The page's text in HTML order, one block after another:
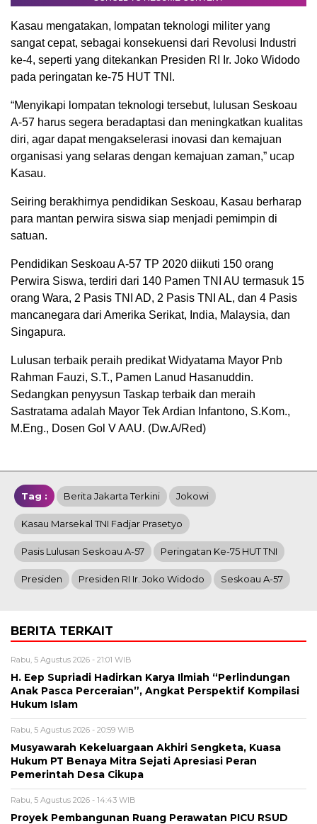
Kasau mengatakan, lompatan teknologi militer yang
sangat cepat, sebagai konsekuensi dari Revolusi Industri
ke-4, seperti yang ditekankan Presiden RI Ir. Joko Widodo
pada peringatan ke-75 HUT TNI.
“Menyikapi lompatan teknologi tersebut, lulusan Seskoau
A-57 harus segera beradaptasi dan meningkatkan kualitas
diri, agar dapat mengakselerasi inovasi dan kemajuan
organisasi yang selaras dengan kemajuan zaman,” ucap
Kasau.
Seiring berakhirnya pendidikan Seskoau, Kasau berharap
para mantan perwira siswa siap menjadi pemimpin di
satuan.
Pendidikan Seskoau A-57 TP 2020 diikuti 150 orang
Perwira Siswa, terdiri dari 140 Pamen TNI AU termasuk 15
orang Wara, 2 Pasis TNI AD, 2 Pasis TNI AL, dan 4 Pasis
mancanegara dari Amerika Serikat, India, Malaysia, dan
Singapura.
Lulusan terbaik peraih predikat Widyatama Mayor Pnb
Rahman Fauzi, S.T., Pamen Lanud Hasanuddin.
Sedangkan penyysun Taskap terbaik dan meraih
Sastratama adalah Mayor Tek Ardian Infantono, S.Kom.,
M.Eng., Dosen Gol V AAU. (Dw.A/Red)
Tag : Berita Jakarta Terkini Jokowi
Kasau Marsekal TNI Fadjar Prasetyo
Pasis Lulusan Seskoau A-57 Peringatan Ke-75 HUT TNI
Presiden Presiden RI Ir. Joko Widodo Seskoau A-57
BERITA TERKAIT
Rabu, 5 Agustus 2026 - 21:01 WIB
H. Eep Supriadi Hadirkan Karya Ilmiah “Perlindungan
Anak Pasca Perceraian”, Angkat Perspektif Kompilasi
Hukum Islam
Rabu, 5 Agustus 2026 - 20:59 WIB
Musyawarah Kekeluargaan Akhiri Sengketa, Kuasa
Hukum PT Benaya Mitra Sejati Apresiasi Peran
Pemerintah Desa Cikupa
Rabu, 5 Agustus 2026 - 14:43 WIB
Proyek Pembangunan Ruang Perawatan PICU RSUD